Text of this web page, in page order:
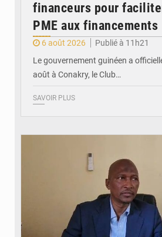
financeurs pour
PME aux financements
6 août 2026
Publié à 11h21
Le gouvernement guinéen a
août à Conakry, le Club…
SAVOIR PLUS